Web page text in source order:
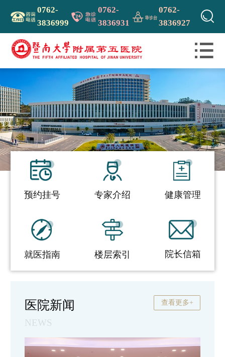
0762-
3836999
0762-
3836931
0762-
3836927

预约挂号 专家介绍 健康管理
就医指南 楼层索引 院长信箱
医院新闻
NEWS
查看更多+